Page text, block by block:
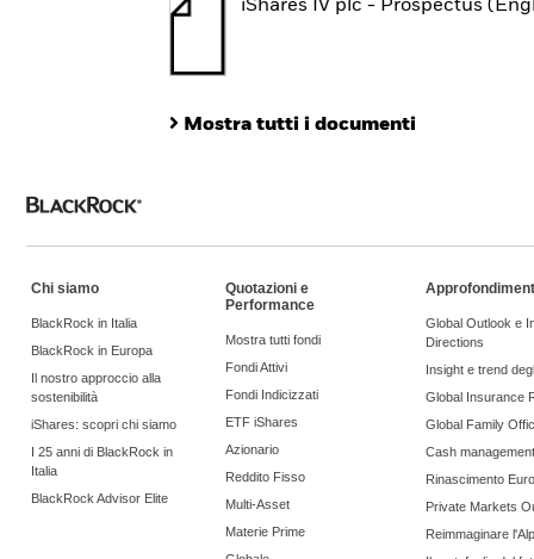
iShares IV plc - Prospectus
Mostra tutti i documenti
Chi siamo
BlackRock in Italia
BlackRock in Europa
Il nostro approccio alla
sostenibilità
iShares: scopri chi siamo
I 25 anni di BlackRock in
Italia
BlackRock Advisor Elite
Quotazioni e
Performance
Mostra tutti fondi
Fondi Attivi
Fondi Indicizzati
ETF iShares
Azionario
Reddito Fisso
Multi-Asset
Materie Prime
Global Outlook e
Directions
Insight e trend
Global Insurance
Global Family
Cash management
Rinascimento
Private Markets
Reimmaginare